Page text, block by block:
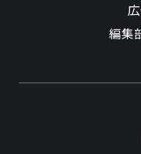
編集